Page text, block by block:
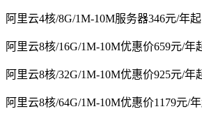
阿里云4核/8G/1M-10M服务器346元/年起
阿里云8核/16G/1M-10M优惠价659元/年
阿里云8核/32G/1M-10M优惠价925元/年
阿里云8核/64G/1M-10M优惠价1179元/